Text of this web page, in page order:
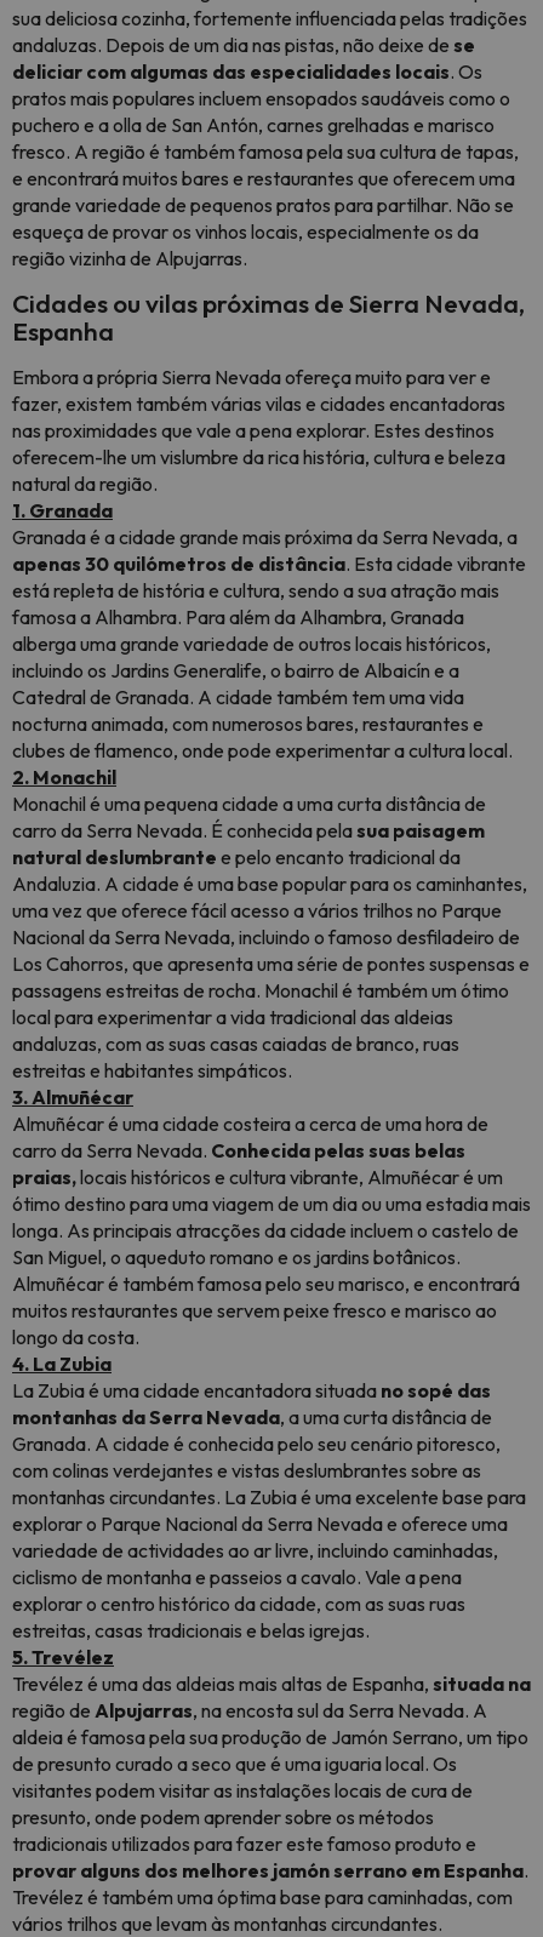
sua deliciosa cozinha, fortemente influenciada pelas tradições
andaluzas. Depois de um dia nas pistas, não deixe de se
deliciar com algumas das especialidades locais. Os
pratos mais populares incluem ensopados saudáveis como o
puchero e a olla de San Antón, carnes grelhadas e marisco
fresco. A região é também famosa pela sua cultura de tapas,
e encontrará muitos bares e restaurantes que oferecem uma
grande variedade de pequenos pratos para partilhar. Não se
esqueça de provar os vinhos locais, especialmente os da
região vizinha de Alpujarras.
Cidades ou vilas próximas de Sierra Nevada,
Espanha
Embora a própria Sierra Nevada ofereça muito para ver e
fazer, existem também várias vilas e cidades encantadoras
nas proximidades que vale a pena explorar. Estes destinos
oferecem-lhe um vislumbre da rica história, cultura e beleza
natural da região.
1. Granada
Granada é a cidade grande mais próxima da Serra Nevada, a
apenas 30 quilómetros de distância. Esta cidade vibrante
está repleta de história e cultura, sendo a sua atração mais
famosa a Alhambra. Para além da Alhambra, Granada
alberga uma grande variedade de outros locais históricos,
incluindo os Jardins Generalife, o bairro de Albaicín e a
Catedral de Granada. A cidade também tem uma vida
nocturna animada, com numerosos bares, restaurantes e
clubes de flamenco, onde pode experimentar a cultura local.
2. Monachil
Monachil é uma pequena cidade a uma curta distância de
carro da Serra Nevada. É conhecida pelasua paisagem
natural deslumbrante e pelo encanto tradicional da
Andaluzia. A cidade é uma base popular para os caminhantes,
uma vez que oferece fácil acesso a vários trilhos no Parque
Nacional da Serra Nevada, incluindo o famoso desfiladeiro de
Los Cahorros, que apresenta uma série de pontes suspensas e
passagens estreitas de rocha. Monachil é também um ótimo
local para experimentar a vida tradicional das aldeias
andaluzas, com as suas casas caiadas de branco, ruas
estreitas e habitantes simpáticos.
3. Almuñécar
Almuñécar é uma cidade costeira a cerca de uma hora de
carro da Serra Nevada. Conhecida pelas suas belas
praias,locais históricos e cultura vibrante, Almuñécar é um
ótimo destino para uma viagem de um dia ou uma estadia mais
longa. As principais atracções da cidade incluem o castelo de
San Miguel, o aqueduto romano e os jardins botânicos.
Almuñécar é também famosa pelo seu marisco, e encontrará
muitos restaurantes que servem peixe fresco e marisco ao
longo da costa.
4. La Zubia
La Zubia é uma cidade encantadora situada no sopé das
montanhas da Serra Nevada, a uma curta distância de
Granada. A cidade é conhecida pelo seu cenário pitoresco,
com colinas verdejantes e vistas deslumbrantes sobre as
montanhas circundantes. La Zubia é uma excelente base para
explorar o Parque Nacional da Serra Nevada e oferece uma
variedade de actividades ao ar livre, incluindo caminhadas,
ciclismo de montanha e passeios a cavalo. Vale a pena
explorar o centro histórico da cidade, com as suas ruas
estreitas, casas tradicionais e belas igrejas.
5. Trevélez
Trevélez é uma das aldeias mais altas de Espanha, situada na
região de Alpujarras, na encosta sul da Serra Nevada. A
aldeia é famosa pela sua produção de Jamón Serrano, um tipo
de presunto curado a seco que é uma iguaria local. Os
visitantes podem visitar as instalações locais de cura de
presunto, onde podem aprender sobre os métodos
tradicionais utilizados para fazer este famoso produto e
provar alguns dos melhores jamón serrano em Espanha.
Trevélez é também uma óptima base para caminhadas, com
vários trilhos que levam às montanhas circundantes.